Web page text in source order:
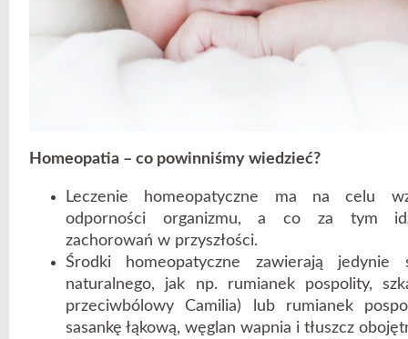
Homeopatia – co powinniśmy wiedzieć?
Leczenie homeopatyczne ma na celu
odporności organizmu, a co za tym
zachorowań w przyszłości.
Środki homeopatyczne zawierają jedynie
naturalnego, jak np. rumianek pospolity,
przeciwbólowy Camilia) lub rumianek
sasankę łąkową, węglan wapnia i tłuszcz